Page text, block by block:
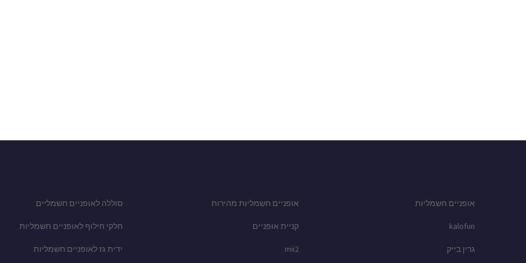
אופניים חשמליות
kalofun
גרין בייק
אופניים חשמליות מהירות
קניית אופניים
mii2
סוללה לאופניים חשמליים
חלקי חילוף לאופניים חשמליות
ידית גז לאופניים חשמליות